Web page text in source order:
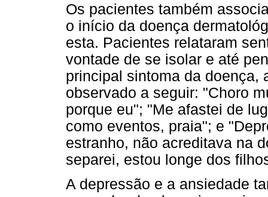
Os pacientes também
o início da doença
esta. Pacientes relataram
vontade de se isolar e até
principal sintoma da doença,
observado a seguir: "Choro
porque eu"; "Me afastei de
como eventos, praia"; e
estranho, não acreditava na
separei, estou longe dos
A depressão e a ansiedade